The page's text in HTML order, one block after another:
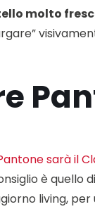
molto
sarà il
è quello
living,